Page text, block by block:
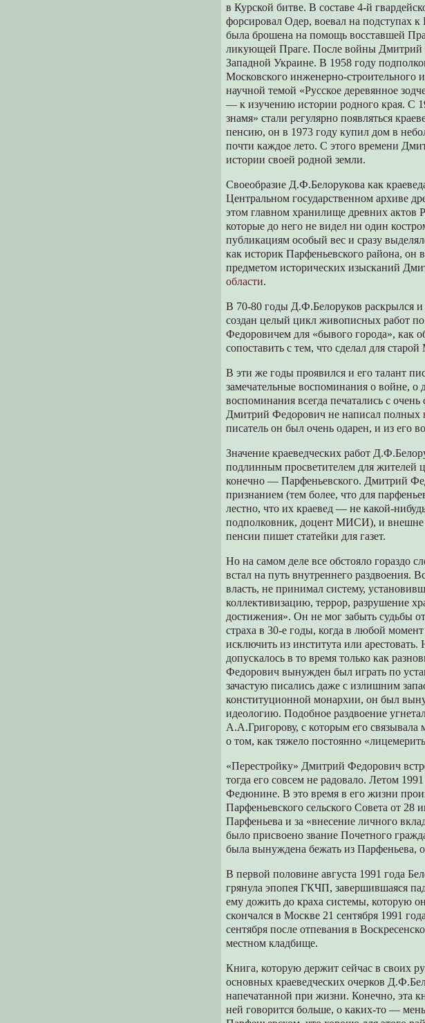
в Курской битве. В составе 4-й
форсировал Одер, воевал на подступах
была брошена на помощь восставшей
ликующей Праге. После войны Дмитрий
Западной Украине. В 1958 году
Московского инженерно-строительного
научной темой «Русское деревянное
— к изучению истории родного края. С
знамя» стали регулярно появляться
пенсию, он в 1973 году купил дом в
почти каждое лето. С этого времени
истории своей родной земли.
Своеобразие Д.Ф.Белорукова как
Центральном государственном архиве
этом главном хранилище древних актов
которые до него не видел ни один
публикациям особый вес и сразу
как историк Парфеньевского района, он
предметом исторических изысканий
области.
В 70-80 годы Д.Ф.Белоруков раскрылся
создан целый цикл живописных работ
Федоровичем для «бывого города»,
сопоставить с тем, что сделал для
В эти же годы проявился и его талант
замечательные воспоминания о войне, о
воспоминания всегда печатались с
Дмитрий Федорович не написал полных
писатель он был очень одарен, и из его
Значение краеведческих работ
подлинным просветителем для жителей
конечно — Парфеньевского. Дмитрий
признанием (тем более, что для
лестно, что их краевед — не какой-
подполковник, доцент МИСИ), и внешне
пенсии пишет статейки для газет.
Но на самом деле все обстояло гораздо
встал на путь внутреннего
власть, не принимал систему,
коллективизацию, террор, разрушение
достижения». Он не мог забыть судьбы
страха в 30-е годы, когда в любой
исключить из института или
допускалось в то время только как
Федорович вынужден был играть по
зачастую писались даже с излишним
конституционной монархии, он был
идеологию. Подобное раздвоение
А.А.Григорову, с которым его связывала
о том, как тяжело постоянно
«Перестройку» Дмитрий Федорович
тогда его совсем не радовало. Летом
Федюнине. В это время в его жизни
Парфеньевского сельского Совета от 28
Парфеньева и за «внесение личного
было присвоено звание Почетного
была вынуждена бежать из Парфеньева,
В первой половине августа 1991 года
грянула эпопея ГКЧП, завершившаяся
ему дожить до краха системы, которую
скончался в Москве 21 сентября 1991
сентября после отпевания в
местном кладбище.
Книга, которую держит сейчас в своих
основных краеведческих очерков
напечатанной при жизни. Конечно, эта
ней говорится больше, о каких-то —